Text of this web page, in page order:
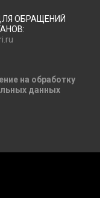
ОБРАЩЕНИЙ
на обработку
данных